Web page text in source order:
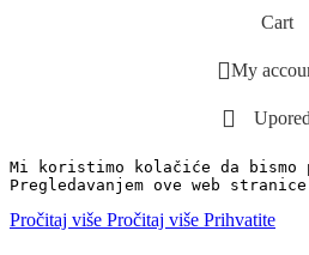
Cart
My
Mi koristimo kolačiće da
Pregledavanjem ove web
Pročitaj više Pročitaj više Prihvatite